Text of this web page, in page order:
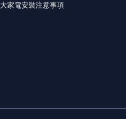
大家電安裝注意事項